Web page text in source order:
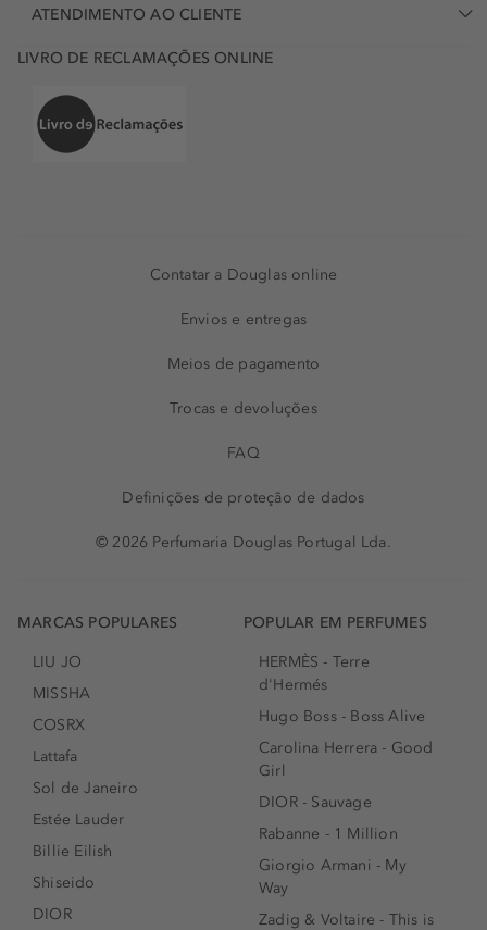
ATENDIMENTO AO CLIENTE
LIVRO DE RECLAMAÇÕES ONLINE
Contatar a Douglas online
Envios e entregas
Meios de pagamento
Trocas e devoluções
FAQ
Definições de proteção de dados
© 2026 Perfumaria Douglas Portugal Lda.
MARCAS POPULARES
LIU JO
MISSHA
COSRX
Lattafa
Sol de Janeiro
Estée Lauder
Billie Eilish
Shiseido
DIOR
POPULAR EM PERFUMES
HERMÈS - Terre
d'Hermés
Hugo Boss - Boss Alive
Carolina Herrera - Good
Girl
DIOR - Sauvage
Rabanne - 1 Million
Giorgio Armani - My
Way
Zadig & Voltaire - This is